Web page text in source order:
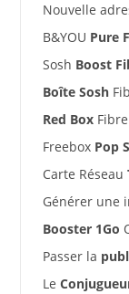
Nouvelle
B&YOU Pure
Sosh Boost
Boîte Sosh
Red BoxFibre
Freebox Pop S
Carte Réseau
Générer une
Booster 1Go
Passer la
Le